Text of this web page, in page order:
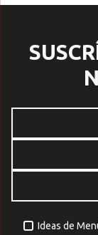
Ideas de